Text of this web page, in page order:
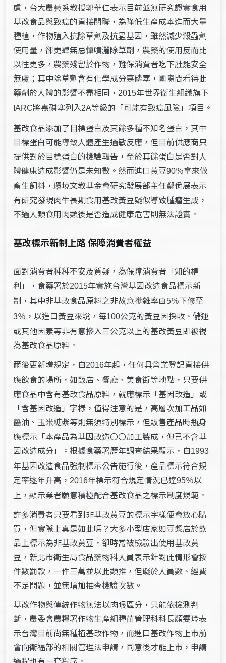
慮，台大農藝系教授郭華仁表示目前並無研究證實食用
基改食品與致癌的直接關聯，為降低生產成本進而大量
種植，作物殖入抗除草劑及抗蟲基因，雖然減少殺蟲劑
使用量，卻更肆無忌憚噴灑除草劑，農藥的使用反而比
以往更多，農藥殘留於作物，難保消費者吃下肚能安全
無虞；其中除草劑含有化學成分嘉磷塞，國際間看待此
藥劑於人體的影響不盡相同，2015年世界衛生組織旗下
IARC將嘉磷塞列入2A等級的「可能有致癌風險」項目。
基改食品添加了目標蛋白及其餘多種不知名蛋白，其中
目標蛋白可能導致人體產生過敏反應，但目前供應商只
提供對於目標蛋白的檢驗報告，至於其餘蛋白是否對人
體健康造成影響仍是未知數。然而進口黃豆90％拿來做
畜生飼料，環境文教基金會研究發展部主任鄭佾展表示
有研究發現肉牛長期食用基改黃豆疑似導致腫瘤生成，
不過人類食用肉類後是否造成健康危害則無法證實。
基改標示新制上路 保障消費者權益
面對消費者種種不安及質疑，為保障消費者「知的權
利」，食藥署於2015年實施台灣基因改造食品標示新
制，其中非基改食品原料之非故意摻雜率由5％下修至
3％ ，以進口黃豆來說，每100公克的黃豆因採收、儲運
或其他因素等非有意摻入三公克以上的基改黃豆即被視
為基改食品原料。
爾後更新增規定，自2016年起，任何具營業登記直接供
應飲食的場所，如飯店、餐廳、美食街等地點，只要供
應食品中含有基改食品原料，就應標示「基因改造」或
「含基因改造」字樣，值得注意的是，高層次加工品如
醬油、玉米糖漿等則無須特別標示，但販售產品時瓶身
應標示「本產品為基因改造〇〇加工製成，但已不含基
因改造成分」。根據食藥署歷年調查結果顯示，自1993
年基因改造食品強制標示公告施行後，產品標示符合規
定率逐年升高，2016年標示符合規定情況已達95％以
上，顯示業者願意積極配合基改食品之標示制度規範。
許多消費者只要看到非基改黃豆的標示字樣便會放心購
買，但實際上真是如此嗎？大多小型店家如豆漿店於飲
品上標示為非基改黃豆，卻時常被檢驗出使用基改黃
豆，新北市衛生局食品藥物科人員表示針對此情形會按
件數罰款，一件三萬並以此類推，但礙於人員數、經費
不足問題，並無增加抽查檢驗次數。
基改作物與傳統作物無法以肉眼區分，只能依檢測判
斷，農委會農糧署作物生產組種苗管理科科長顏雯玲表
示台灣目前尚無種植基改作物，而進口基改作物上市前
會向衛福部的相關管理法申請，同意後才能上市，申請